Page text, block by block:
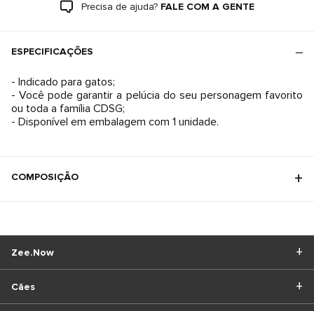
Precisa de ajuda? FALE COM A GENTE
ESPECIFICAÇÕES
- Indicado para gatos;
- Você pode garantir a pelúcia do seu personagem favorito
ou toda a família CDSG;
- Disponível em embalagem com 1 unidade.
COMPOSIÇÃO
Cães
Zee.Now